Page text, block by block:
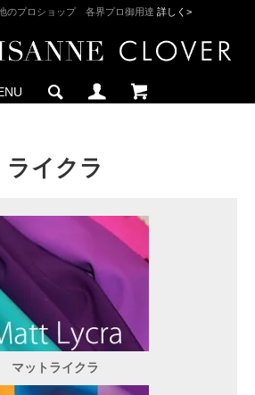
のプロショップ 各界プロ御用達 詳しく>
ライクラ
マットライクラ